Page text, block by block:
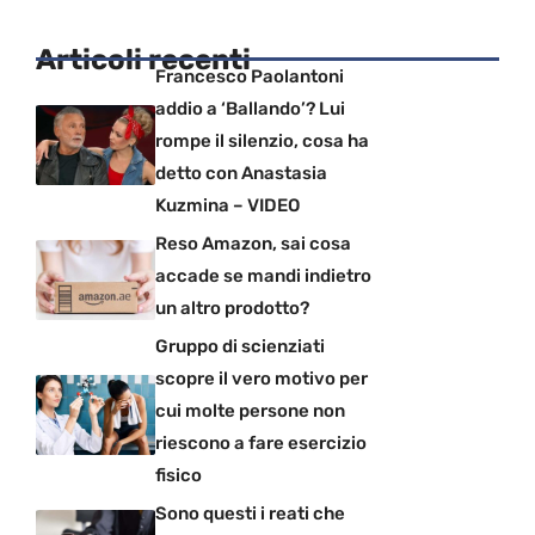
Articoli recentiFrancesco Paolantoni
addio a ‘Ballando’? Lui
rompe il silenzio, cosa ha
detto con Anastasia
Kuzmina – VIDEO
Reso Amazon, sai cosa
accade se mandi indietro
un altro prodotto?
Gruppo di scienziati
scopre il vero motivo per
cui molte persone non
riescono a fare esercizio
fisico
Sono questi i reati che